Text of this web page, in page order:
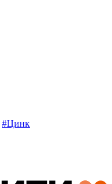
#Цинк